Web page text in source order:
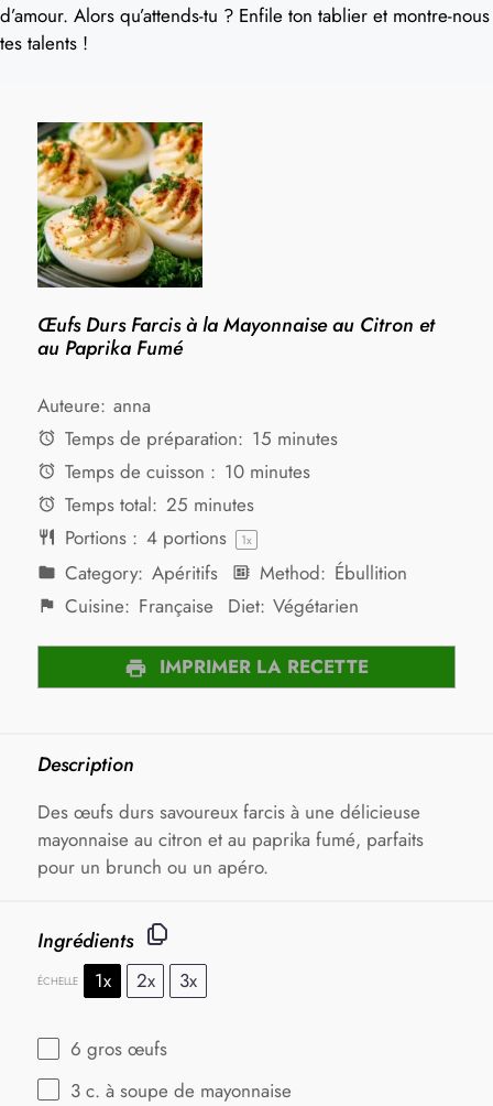
d’amour. Alors qu’attends-tu ? Enfile ton tablier et montre-nous
tes talents !
Œufs Durs Farcis à la Mayonnaise au Citron et
au Paprika Fumé
Auteure: anna
Temps de préparation: 15 minutes
Temps de cuisson : 10 minutes
Temps total: 25 minutes
Portions : 4portions 1x
Category: Apéritifs Method: Ébullition
Cuisine: Française Diet: Végétarien
IMPRIMER LA RECETTE
Description
Des œufs durs savoureux farcis à une délicieuse
mayonnaise au citron et au paprika fumé, parfaits
pour un brunch ou un apéro.
Ingrédients
ÉCHELLE 1x 2x 3x
6 gros œufs
3 c. à soupe de mayonnaise